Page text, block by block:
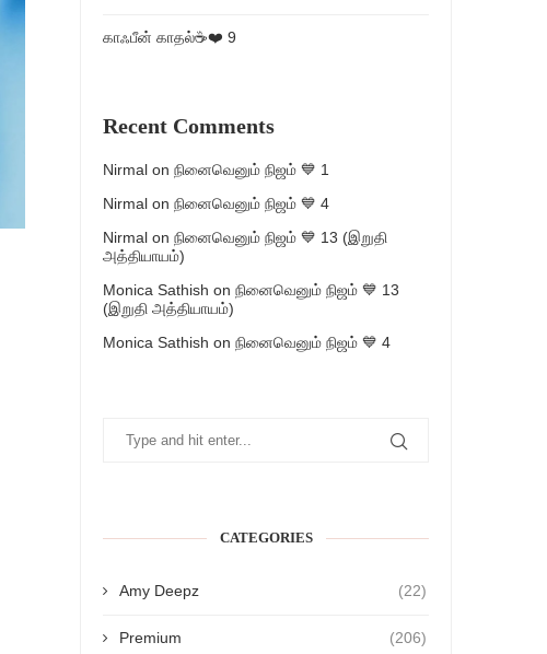
காஃபீன் காதல்☕❤️ 9
Recent Comments
Nirmal on நினைவெனும் நிஜம் 💙 1
Nirmal on நினைவெனும் நிஜம் 💙 4
Nirmal on நினைவெனும் நிஜம் 💙 13 (இறுதி
அத்தியாயம்)
Monica Sathish on நினைவெனும் நிஜம் 💙 13
(இறுதி அத்தியாயம்)
Monica Sathish on நினைவெனும் நிஜம் 💙 4
CATEGORIES
Amy Deepz (22)
Premium (206)